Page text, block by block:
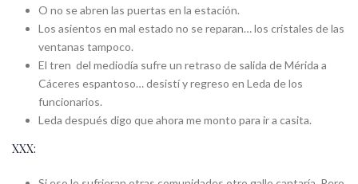
O no se abren las puertas en la estación.
Los asientos en mal estado no se reparan… los cristales de las
ventanas tampoco.
El tren del mediodía sufre un retraso de salida de Mérida a
Cáceres espantoso… desistí y regreso en Leda de los
funcionarios.
Leda después digo que ahora me monto para ir a casita.
XXX: